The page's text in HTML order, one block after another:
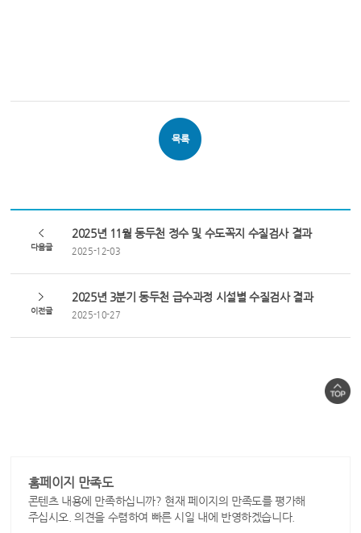
목록
다음글
2025년 11월 동두천 정수 및 수도꼭지 수질검사 결과
2025-12-03
이전글
2025년 3분기 동두천 급수과정 시설별 수질검사 결과
2025-10-27
홈페이지 만족도
콘텐츠 내용에 만족하십니까? 현재 페이지의 만족도를 평가해
주십시오. 의견을 수렴하여 빠른 시일 내에 반영하겠습니다.